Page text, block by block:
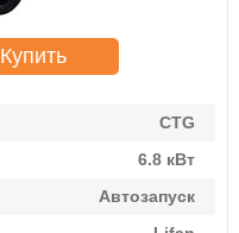
Купить
CTG
6.8 кВт
Автозапуск